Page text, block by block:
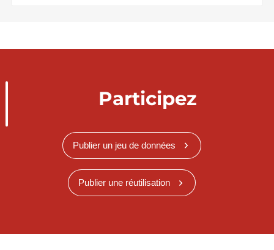
Participez
Publier un jeu de données
Publier une réutilisation